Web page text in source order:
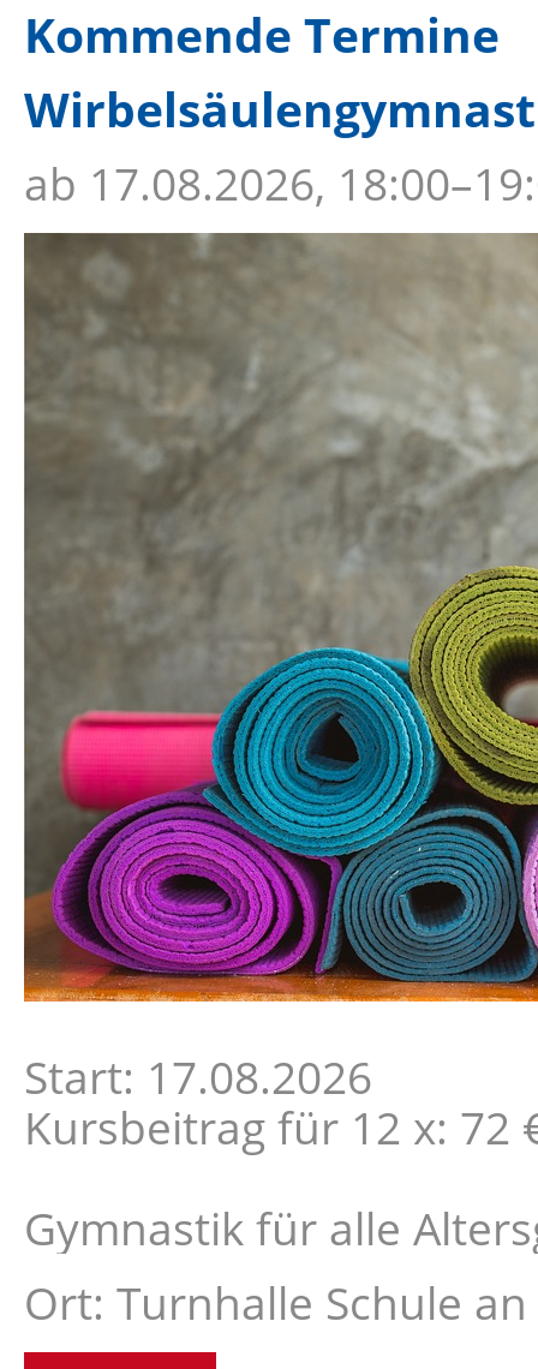
Kommende Termine
ab 17.08.2026,
Start: 17.08.2026
Kursbeitrag für 12 x: 72
Gymnastik für alle
Ort: Turnhalle Schule